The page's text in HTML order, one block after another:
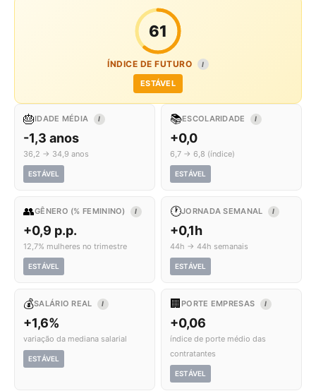
61
ÍNDICE DE FUTURO I
ESTÁVEL
🎂IDADE MÉDIA I
-1,3 anos
36,2 → 34,9 anos
ESTÁVEL
📚ESCOLARIDADE I
+0,0
6,7 → 6,8 (índice)
ESTÁVEL
👥GÊNERO (% FEMININO) I
+0,9 p.p.
12,7% mulheres no trimestre
ESTÁVEL
🕐JORNADA SEMANAL I
+0,1h
44h → 44h semanais
ESTÁVEL
💰SALÁRIO REAL I
+1,6%
variação da mediana salarial
ESTÁVEL
🏢 PORTE EMPRESAS I
+0,06
índice de porte médio das
contratantes
ESTÁVEL